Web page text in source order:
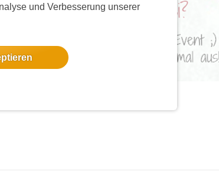
und Verbesserung unserer